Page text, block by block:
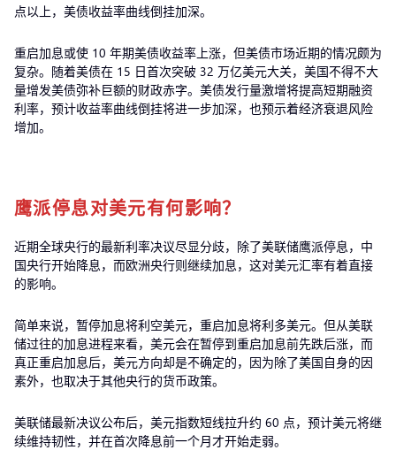
点以上，美债收益率曲线倒挂加深。
重启加息或使 10 年期美债收益率上涨，但美债市场近期的情况颇为
复杂。随着美债在 15 日首次突破 32 万亿美元大关，美国不得不大
量增发美债弥补巨额的财政赤字。美债发行量激增将提高短期融资
利率，预计收益率曲线倒挂将进一步加深，也预示着经济衰退风险
增加。
鹰派停息对美元有何影响？
近期全球央行的最新利率决议尽显分歧，除了美联储鹰派停息，中
国央行开始降息，而欧洲央行则继续加息，这对美元汇率有着直接
的影响。
简单来说，暂停加息将利空美元，重启加息将利多美元。但从美联
储过往的加息进程来看，美元会在暂停到重启加息前先跌后涨，而
真正重启加息后，美元方向却是不确定的，因为除了美国自身的因
素外，也取决于其他央行的货币政策。
美联储最新决议公布后，美元指数短线拉升约 60 点，预计美元将继
续维持韧性，并在首次降息前一个月才开始走弱。